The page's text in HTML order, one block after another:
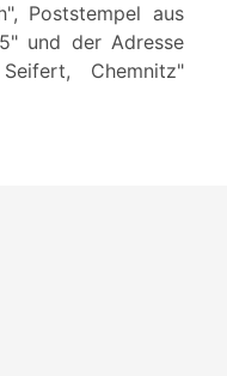
Poststempel aus
und der Adresse
Chemnitz"